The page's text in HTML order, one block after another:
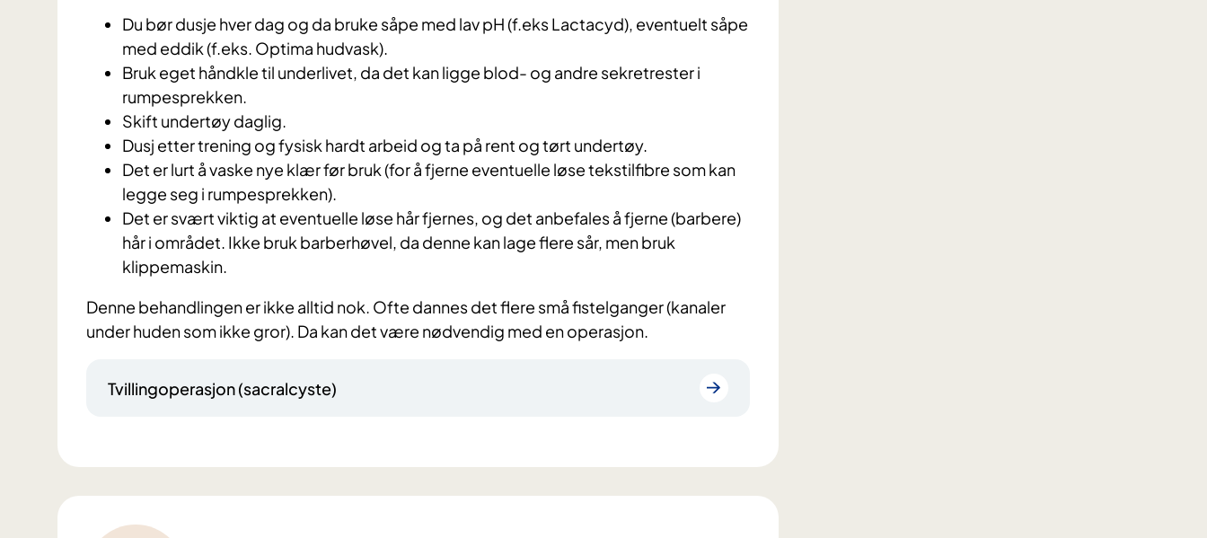
Du bør dusje hver dag og da bruke såpe med lav pH (f.eks Lactacyd), eventuelt såpe
med eddik (f.eks. Optima hudvask).
Bruk eget håndkle til underlivet, da det kan ligge blod- og andre sekretrester i
rumpesprekken.
Skift undertøy daglig.
Dusj etter trening og fysisk hardt arbeid og ta på rent og tørt undertøy.
Det er lurt å vaske nye klær før bruk (for å fjerne eventuelle løse tekstilfibre som kan
legge seg i rumpesprekken).
Det er svært viktig at eventuelle løse hår fjernes, og det anbefales å fjerne (barbere)
hår i området. Ikke bruk barberhøvel, da denne kan lage flere sår, men bruk
klippemaskin.
Denne behandlingen er ikke alltid nok. Ofte dannes det flere små fistelganger (kanaler
under huden som ikke gror). Da kan det være nødvendig med en operasjon.
Tvillingoperasjon (sacralcyste)